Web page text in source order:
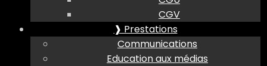
CGV
❱ Prestations
Communications
Education aux médias